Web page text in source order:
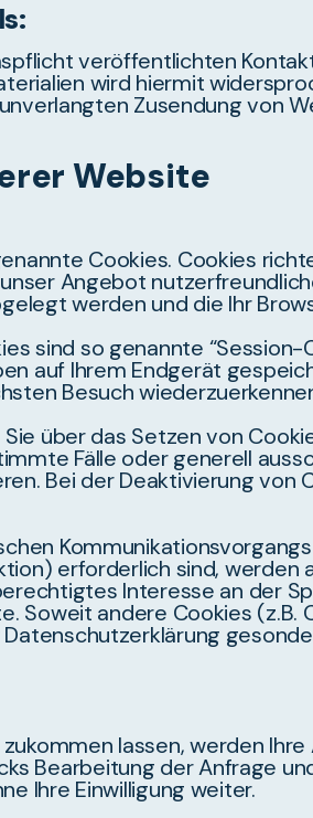
veröffentlichten
wird hiermit
Zusendung von
Website
Cookies. Cookies
Angebot
werden und die Ihr
sind so genannte “Session-
auf Ihrem Endgerät
Besuch
über das Setzen von
Fälle oder generell
Bei der Deaktivierung von
erforderlich sind, werden
Interesse an der
Soweit andere Cookies (z.B.
lassen, werden
Bearbeitung der Anfrage
Ihre Einwilligung weiter.